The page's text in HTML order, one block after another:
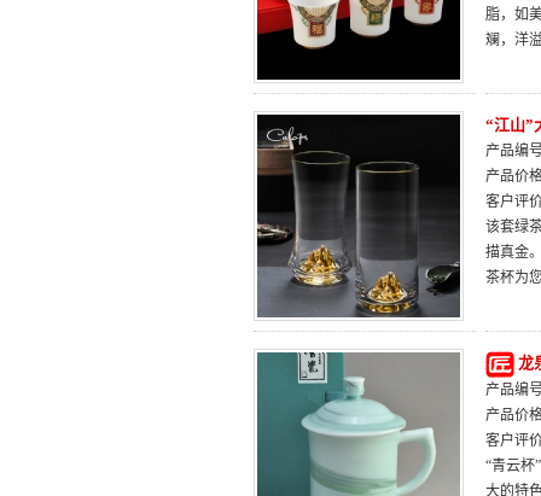
脂，如
斓，洋
“江山”
产品编
产品价
客户评
该套绿
描真金
茶杯为
龙
产品编
产品价
客户评
“青云杯
大的特